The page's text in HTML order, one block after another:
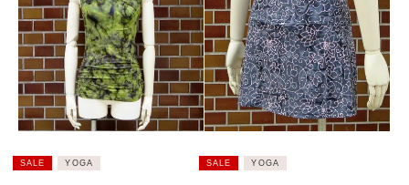
SALE YOGA SALE YOGA